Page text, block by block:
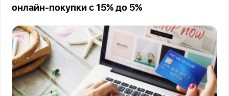
онлайн-покупки с 15% до 5%